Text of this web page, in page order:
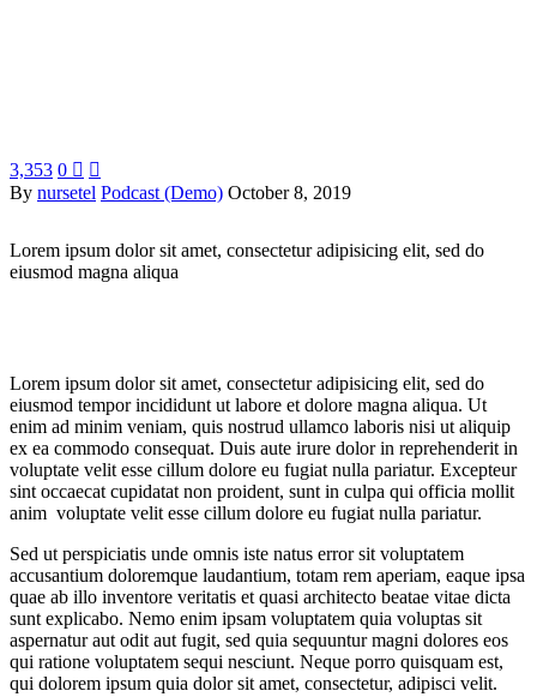
3,353 0  
By nursetel Podcast (Demo) October 8, 2019
Lorem ipsum dolor sit amet, consectetur adipisicing elit, sed do
eiusmod magna aliqua
Lorem ipsum dolor sit amet, consectetur adipisicing elit, sed do
eiusmod tempor incididunt ut labore et dolore magna aliqua. Ut
enim ad minim veniam, quis nostrud ullamco laboris nisi ut aliquip
ex ea commodo consequat. Duis aute irure dolor in reprehenderit in
voluptate velit esse cillum dolore eu fugiat nulla pariatur. Excepteur
sint occaecat cupidatat non proident, sunt in culpa qui officia mollit
anim voluptate velit esse cillum dolore eu fugiat nulla pariatur.
Sed ut perspiciatis unde omnis iste natus error sit voluptatem
accusantium doloremque laudantium, totam rem aperiam, eaque ipsa
quae ab illo inventore veritatis et quasi architecto beatae vitae dicta
sunt explicabo. Nemo enim ipsam voluptatem quia voluptas sit
aspernatur aut odit aut fugit, sed quia sequuntur magni dolores eos
qui ratione voluptatem sequi nesciunt. Neque porro quisquam est,
qui dolorem ipsum quia dolor sit amet, consectetur, adipisci velit.